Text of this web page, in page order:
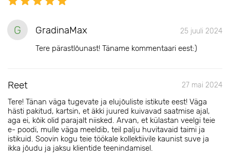
G GradinaMax 25 juuli 2024
Tere pärastlõunast! Täname kommentaari eest:)
Reet 27 mai 2024
Tere! Tänan väga tugevate ja elujõuliste istikute eest! Väga
hästi pakitud, kartsin, et äkki juured kuivavad saatmise ajal,
aga ei, kõik olid parajalt niisked. Arvan, et külastan veelgi teie
e- poodi, mulle väga meeldib, teil palju huvitavaid taimi ja
istikuid. Soovin kogu teie töökale kollektiivile kaunist suve ja
ikka jõudu ja jaksu klientide teenindamisel.